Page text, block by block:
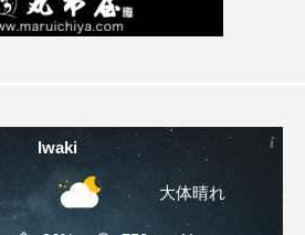
Iwaki
大体晴れ